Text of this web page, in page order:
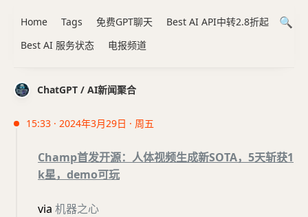
ChatGPT / AI新闻聚合
15:33 · 2024年3月29日 · 周五
Champ首发开源：人体视频生成新SOTA，5天斩获1
k星，demo可玩
via 机器之心
Home Tags 免费GPT聊天
Best AI API中转2.8折起
Best AI 服务状态
电报频道